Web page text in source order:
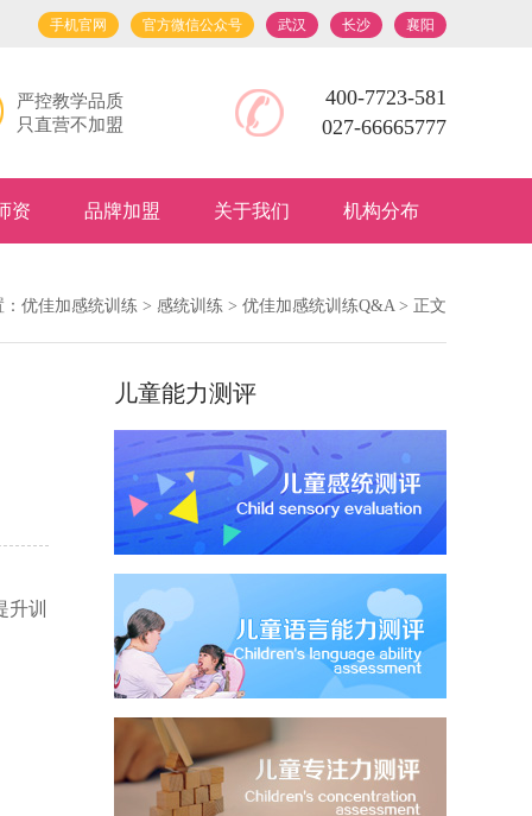
襄阳
长沙
武汉
官方微信公众号
手机官网
严控教学品质
只直营不加盟
400-7723-581
027-66665777
资 品牌加盟 关于我们 机构分布
优佳加感统训练 > 感统训练 > 优佳加感统训练Q&A> 正文
升训
儿童能力测评